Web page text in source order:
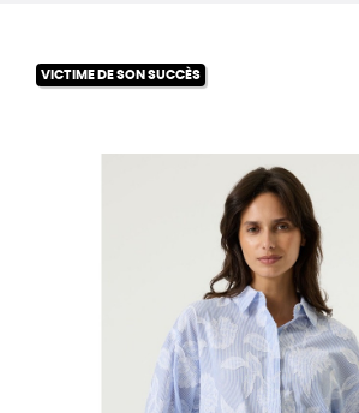
VICTIME DE SON SUCCÈS